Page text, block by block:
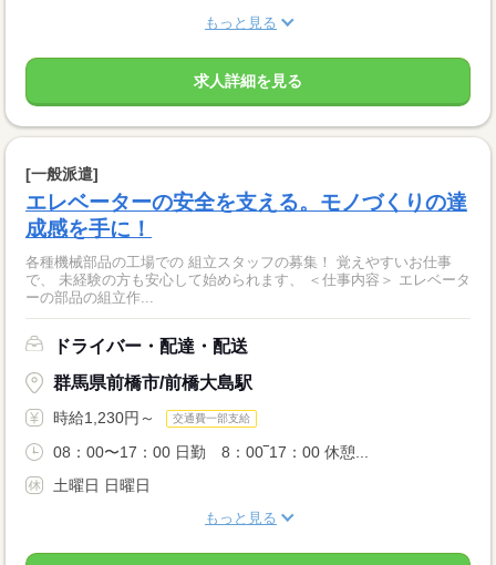
もっと見る
求人詳細を見る
[一般派遣]
エレベーターの安全を支える。モノづくりの達
成感を手に！
各種機械部品の工場での 組立スタッフの募集！ 覚えやすいお仕事
で、 未経験の方も安心して始められます、 ＜仕事内容＞ エレベータ
ーの部品の組立作...
ドライバー・配達・配送
群馬県前橋市/前橋大島駅
時給1,230円～ 交通費一部支給
08：00〜17：00 日勤 8：00‾17：00 休憩...
土曜日 日曜日
もっと見る